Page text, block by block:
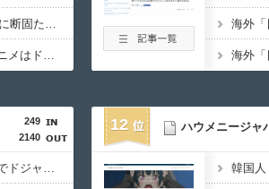
【海外の反応】アルゼンチン協会、FIFA会長に断固たる支持を表明「隠す気もないんだなｗ」
イチローさん「僕は本を読まない。好きなアニメはドラゴンボール」【海外の反応】
249
2140
山本由伸の無失点力投＆大谷の決勝内野安打でドジャースが連敗ストップ！←「我々は二度と負けない」（海外の反応）
12 ハウメニージャ